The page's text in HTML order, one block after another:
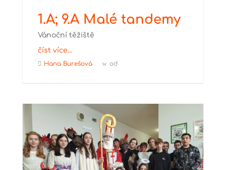
1.A; 9.A Malé tandemy
Vánoční těžiště
číst více…
Hana Burešová od